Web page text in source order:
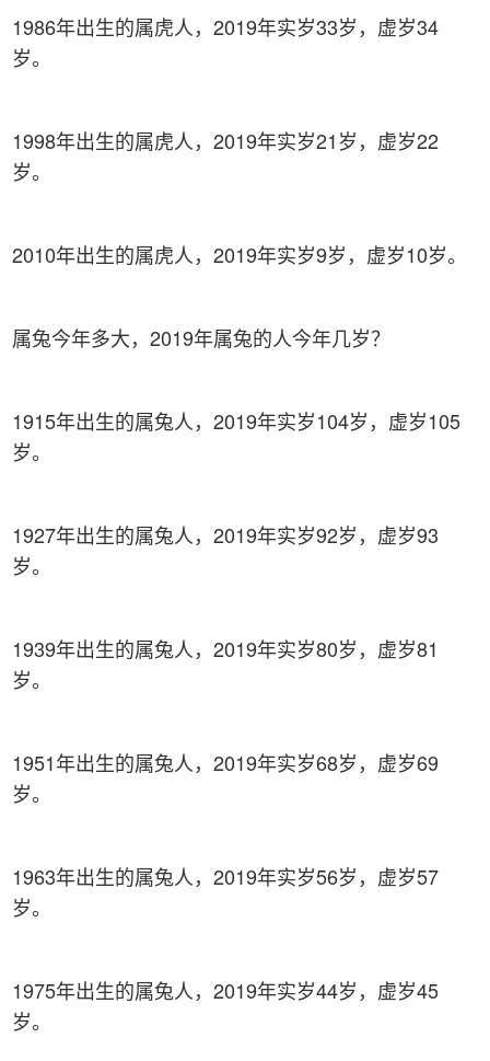
1986年出生的属虎人，2019年实岁33岁，虚岁34
岁。
1998年出生的属虎人，2019年实岁21岁，虚岁22
岁。
2010年出生的属虎人，2019年实岁9岁，虚岁10岁。
属兔今年多大，2019年属兔的人今年几岁？
1915年出生的属兔人，2019年实岁104岁，虚岁105
岁。
1927年出生的属兔人，2019年实岁92岁，虚岁93
岁。
1939年出生的属兔人，2019年实岁80岁，虚岁81
岁。
1951年出生的属兔人，2019年实岁68岁，虚岁69
岁。
1963年出生的属兔人，2019年实岁56岁，虚岁57
岁。
1975年出生的属兔人，2019年实岁44岁，虚岁45
岁。